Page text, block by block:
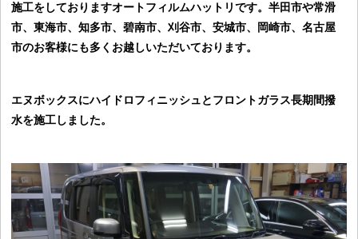
施工をしておりますオートフィルムハットリです。半田市や常滑
市、東海市、知多市、碧南市、刈谷市、安城市、岡崎市、名古屋
市のお客様にも多くお越しいただいております。
エヌボックスにハイドロフィニッシュとフロントガラス長期間撥
水を施工しました。